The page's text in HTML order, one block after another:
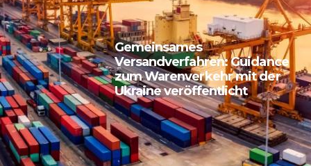
WARENVERKEHR MIT DER
UKRAINE VERÖFFENTLICHT
Gemeinsames
Versandverfahren: Guidance
zum Warenverkehr mit der
Ukraine veröffentlicht